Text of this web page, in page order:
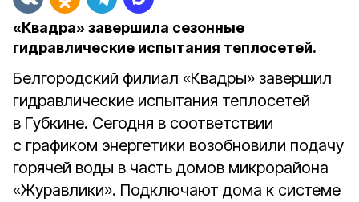
«Квадра» завершила сезонные
гидравлические испытания теплосетей.
Белгородский филиал «Квадры» завершил
гидравлические испытания теплосетей
в Губкине. Сегодня в соответствии
с графиком энергетики возобновили подачу
горячей воды в часть домов микрорайона
«Журавлики». Подключают дома к системе